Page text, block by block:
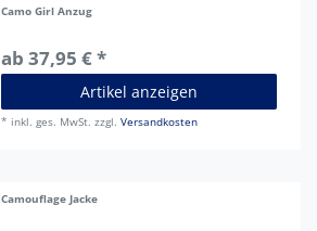
Camo Girl Anzug
ab 37,95 € *
Artikel anzeigen
* inkl. ges. MwSt. zzgl.Versandkosten
Camouflage Jacke